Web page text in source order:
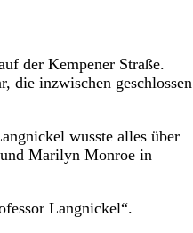
der Kempener Straße.
die inzwischen geschlossen
wusste alles über
Marilyn Monroe in
Langnickel“.